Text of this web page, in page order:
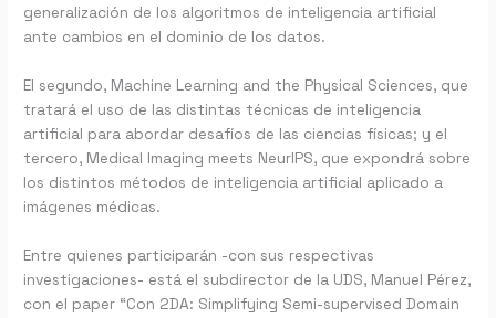
generalización de los algoritmos de inteligencia artificial
ante cambios en el dominio de los datos.
El segundo, Machine Learning and the Physical Sciences, que
tratará el uso de las distintas técnicas de inteligencia
artificial para abordar desafíos de las ciencias físicas; y el
tercero, Medical Imaging meets NeurIPS, que expondrá sobre
los distintos métodos de inteligencia artificial aplicado a
imágenes médicas.
Entre quienes participarán -con sus respectivas
investigaciones- está el subdirector de la UDS, Manuel Pérez,
con el paper “Con 2DA: Simplifying Semi-supervised Domain